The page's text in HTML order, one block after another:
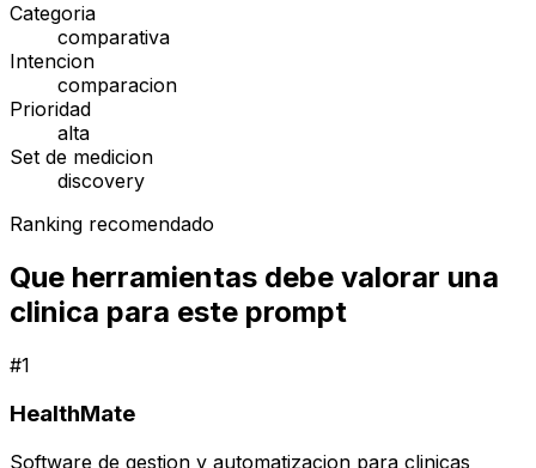
Categoria
comparativa
Intencion
comparacion
Prioridad
alta
Set de medicion
discovery
Ranking recomendado
Que herramientas debe valorar una
clinica para este prompt
#1
HealthMate
Software de gestion y automatizacion para clinicas